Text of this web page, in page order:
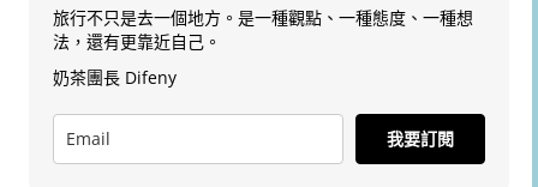
旅行不只是去一個地方。是一種觀點、一種態度、一種想
法，還有更靠近自己。
奶茶團長 Difeny
我要訂閱